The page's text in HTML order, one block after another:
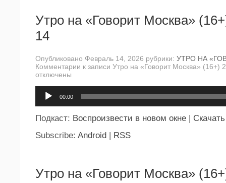
Утро на «Говорит Москва»
14
Опубликовано Февраль 14, 2026 рубрики: УТРО НА
Комментарии к записи Утро на «Говорит Москва» (16+)
отключены
00:00
Подкаст: Воспроизвести в новом окне
Скачать
Subscribe: Android RSS
Утро на «Говорит Москва»